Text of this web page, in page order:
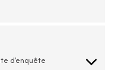
d’enquête